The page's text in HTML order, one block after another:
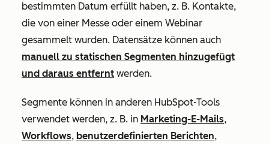
bestimmten Datum erfüllt haben, z. B. Kontakte,
die von einer Messe oder einem Webinar
gesammelt wurden. Datensätze können auch
manuell zu statischen Segmenten hinzugefügt
und daraus entfernt werden.
Segmente können in anderen HubSpot-Tools
verwendet werden, z. B. in Marketing-E-Mails,
Workflows, benutzerdefinierten Berichten,